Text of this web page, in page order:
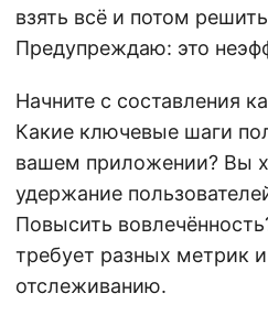
взять всё и потом
Предупреждаю: это
Начните с составления
Какие ключевые шаги
вашем приложении? Вы
удержание
Повысить
требует разных метрик
отслеживанию.